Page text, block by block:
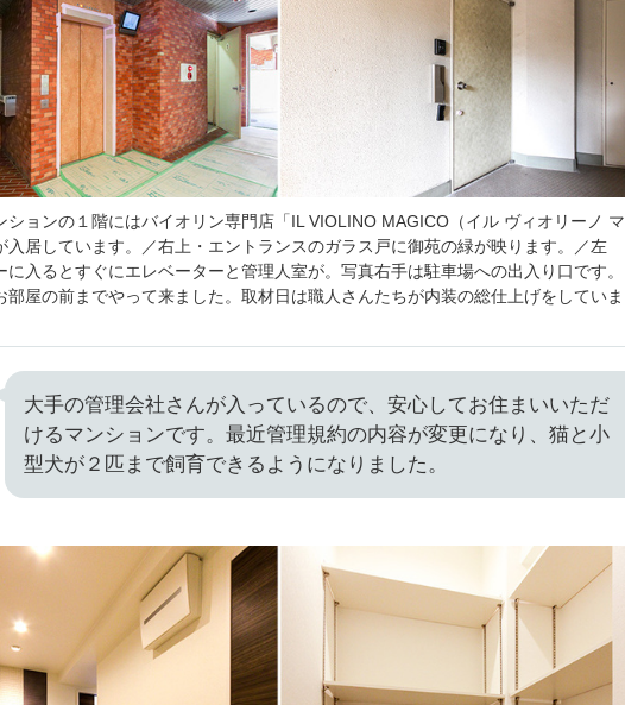
ションの１階にはバイオリン専門店「IL VIOLINO MAGICO（イル ヴィオリーノ マ
入居しています。／右上・エントランスのガラス戸に御苑の緑が映ります。／左
に入るとすぐにエレベーターと管理人室が。写真右手は駐車場への出入り口です。
部屋の前までやって来ました。取材日は職人さんたちが内装の総仕上げをしていま
大手の管理会社さんが入っているので、安心してお住まいいただ
けるマンションです。最近管理規約の内容が変更になり、猫と小
型犬が２匹まで飼育できるようになりました。